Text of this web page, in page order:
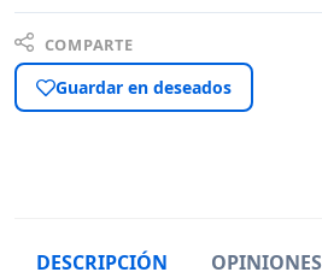
COMPARTE
Guardar en deseados
DESCRIPCIÓN OPINIONES